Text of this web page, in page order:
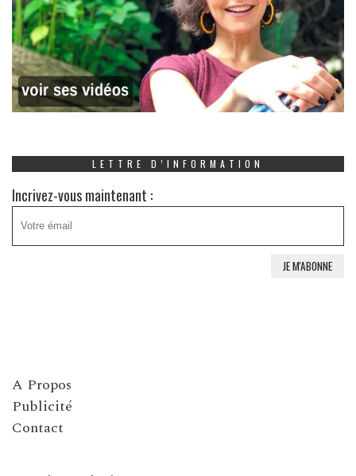
LETTRE D’INFORMATION
Incrivez-vous maintenant :
A Propos
Publicité
Contact